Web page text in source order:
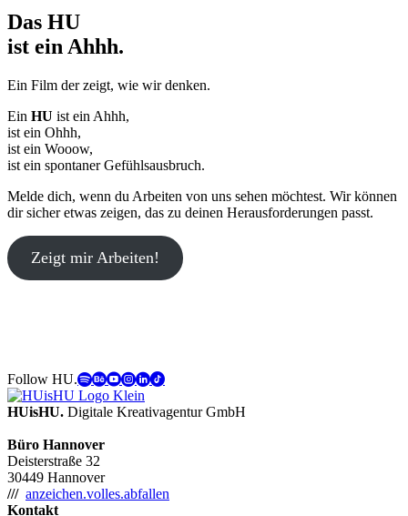
Das HU
ist ein Ahhh.
Ein Film der zeigt, wie wir denken.
Ein HU ist ein Ahhh,
ist ein Ohhh,
ist ein Wooow,
ist ein spontaner Gefühlsausbruch.
Melde dich, wenn du Arbeiten von uns sehen möchtest. Wir können
dir sicher etwas zeigen, das zu deinen Herausforderungen passt.
Zeigt mir Arbeiten!
Follow HU.
HUisHU. Digitale Kreativagentur GmbH
Büro Hannover
Deisterstraße 32
30449 Hannover
/// anzeichen.volles.abfallen
Kontakt